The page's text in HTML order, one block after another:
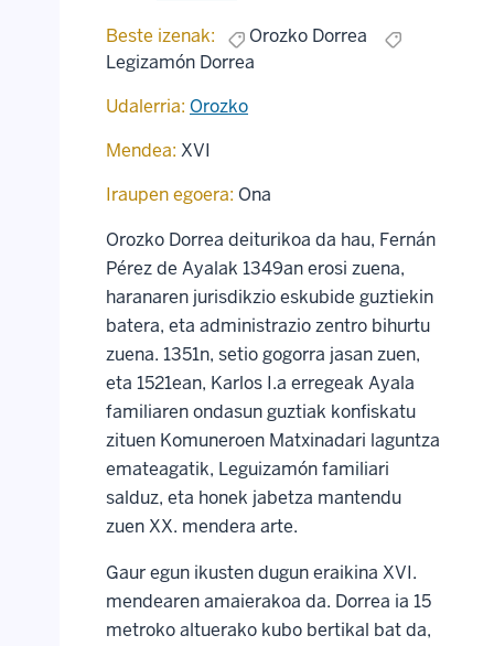
Beste izenak:
Orozko Dorrea
Legizamón Dorrea
Udalerria: Orozko
Mendea: XVI
Iraupen egoera: Ona
Orozko Dorrea deiturikoa da hau, Fernán
Pérez de Ayalak 1349an erosi zuena,
haranaren jurisdikzio eskubide guztiekin
batera, eta administrazio zentro bihurtu
zuena. 1351n, setio gogorra jasan zuen,
eta 1521ean, Karlos I.a erregeak Ayala
familiaren ondasun guztiak konfiskatu
zituen Komuneroen Matxinadari laguntza
emateagatik, Leguizamón familiari
salduz, eta honek jabetza mantendu
zuen XX. mendera arte.
Gaur egun ikusten dugun eraikina XVI.
mendearen amaierakoa da. Dorrea ia 15
metroko altuerako kubo bertikal bat da,